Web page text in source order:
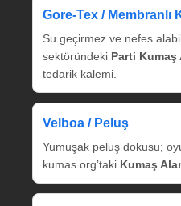
Gore‑Tex / Membranlı
Su geçirmez ve nefes
sektöründeki Parti Kumaş
tedarik kalemi.
Velboa / Peluş
Yumuşak peluş dokusu;
kumas.org’taki Kumaş